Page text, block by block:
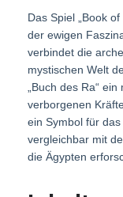
Das Spiel „Book
der ewigen
verbindet die
mystischen Welt
„Buch des Ra“
verborgenen
ein Symbol für
vergleichbar mit
die Ägypten